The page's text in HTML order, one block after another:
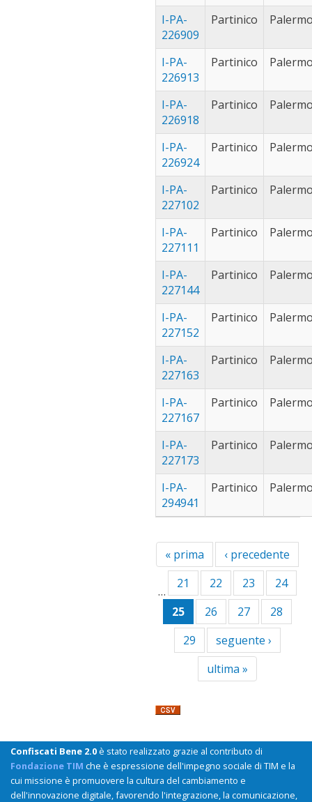
I-PA-
226909
Partinico
I-PA-
226913
Partinico
I-PA-
226918
Partinico
I-PA-
226924
Partinico
I-PA-
227102
Partinico
I-PA-
227111
Partinico
I-PA-
227144
Partinico
I-PA-
227152
Partinico
I-PA-
227163
Partinico
I-PA-
227167
Partinico
I-PA-
227173
Partinico
I-PA-
294941
Partinico
« prima ‹ precedente
…
21 22 23
24
25
26 27
28
29
seguente ›
ultima »
Confiscati Bene 2.0è stato realizzato grazie al contributo di
Fondazione TIM che è espressione dell'impegno sociale di TIM e la
cui missione è promuovere la cultura del cambiamento e
dell'innovazione digitale, favorendo l'integrazione, la comunicazione,